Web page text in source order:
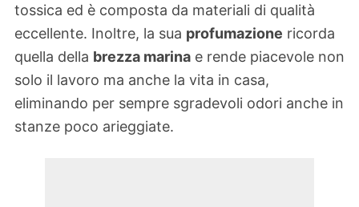
tossica ed è composta da materiali di qualità
eccellente. Inoltre, la sua profumazione ricorda
quella della brezza marina e rende piacevole non
solo il lavoro ma anche la vita in casa,
eliminando per sempre sgradevoli odori anche in
stanze poco arieggiate.